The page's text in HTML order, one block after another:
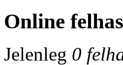
Online
Jelenleg 0